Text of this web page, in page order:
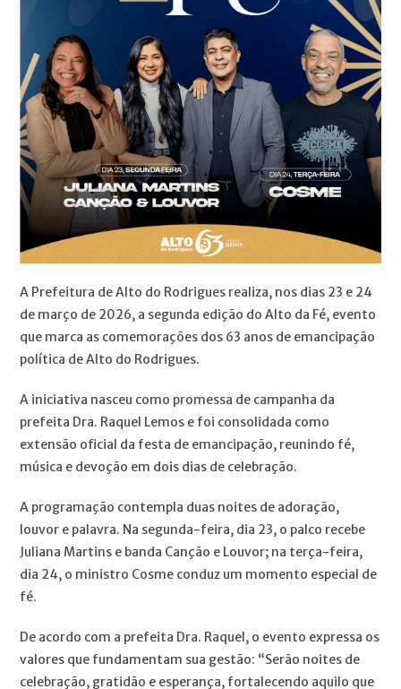
A Prefeitura de Alto do Rodrigues realiza, nos dias 23 e 24
de março de 2026, a segunda edição do Alto da Fé, evento
que marca as comemorações dos 63 anos de emancipação
política de Alto do Rodrigues.
A iniciativa nasceu como promessa de campanha da
prefeita Dra. Raquel Lemos e foi consolidada como
extensão oficial da festa de emancipação, reunindo fé,
música e devoção em dois dias de celebração.
A programação contempla duas noites de adoração,
louvor e palavra. Na segunda-feira, dia 23, o palco recebe
Juliana Martins e banda Canção e Louvor; na terça-feira,
dia 24, o ministro Cosme conduz um momento especial de
fé.
De acordo com a prefeita Dra. Raquel, o evento expressa os
valores que fundamentam sua gestão: “Serão noites de
celebração, gratidão e esperança, fortalecendo aquilo que